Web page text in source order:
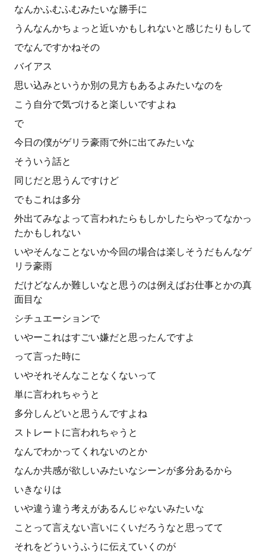
なんかふむふむみたいな勝手に
うんなんかちょっと近いかもしれないと感じたりもして
でなんですかねその
バイアス
思い込みというか別の見方もあるよみたいなのを
こう自分で気づけると楽しいですよね
で
今日の僕がゲリラ豪雨で外に出てみたいな
そういう話と
同じだと思うんですけど
でもこれは多分
外出てみなよって言われたらもしかしたらやってなかっ
たかもしれない
いやそんなことないか今回の場合は楽しそうだもんなゲ
リラ豪雨
だけどなんか難しいなと思うのは例えばお仕事とかの真
面目な
シチュエーションで
いやーこれはすごい嫌だと思ったんですよ
って言った時に
いやそれそんなことなくないって
単に言われちゃうと
多分しんどいと思うんですよね
ストレートに言われちゃうと
なんでわかってくれないのとか
なんか共感が欲しいみたいなシーンが多分あるから
いきなりは
いや違う違う考えがあるんじゃないみたいな
ことって言えない言いにくいだろうなと思ってて
それをどういうふうに伝えていくのが